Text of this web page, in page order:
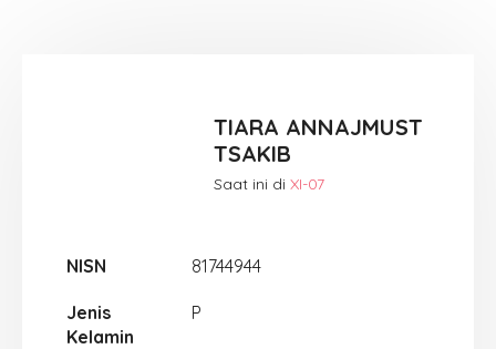
TIARA ANNAJMUST
TSAKIB
Saat ini diXI-07
NISN 81744944
Jenis
Kelamin
P